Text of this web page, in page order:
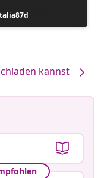
kannst